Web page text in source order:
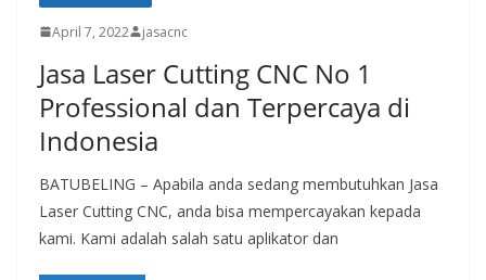
April 7, 2022 jasacnc
Jasa Laser Cutting CNC No 1
Professional dan Terpercaya di
Indonesia
BATUBELING – Apabila anda sedang membutuhkan Jasa
Laser Cutting CNC, anda bisa mempercayakan kepada
kami. Kami adalah salah satu aplikator dan